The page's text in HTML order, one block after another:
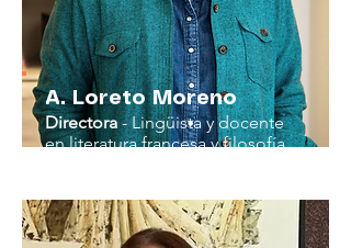
A. Loreto Moreno
Directora- Lingüista y docente
en literatura francesa y filosofía